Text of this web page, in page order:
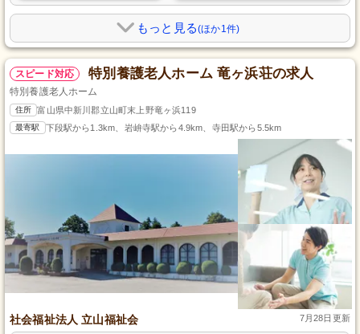
もっと見る(ほか1件)
スピード対応 特別養護老人ホーム 竜ヶ浜荘の求人
特別養護老人ホーム
住所 富山県中新川郡立山町末上野竜ヶ浜119
最寄駅 下段駅から1.3km、岩峅寺駅から4.9km、寺田駅から5.5km
社会福祉法人 立山福祉会 7月28日更新